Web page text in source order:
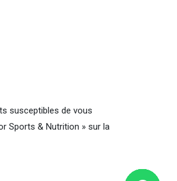
susceptibles de vous
Sports & Nutrition » sur la